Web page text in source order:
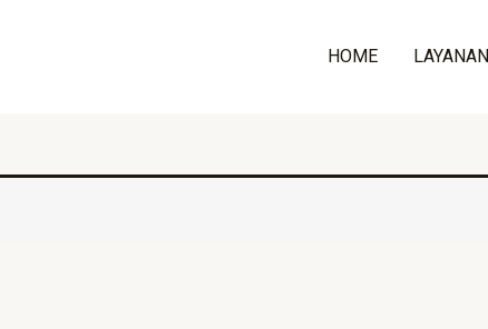
HOME LAYANAN